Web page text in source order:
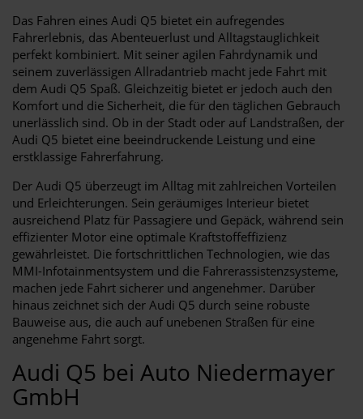
Das Fahren eines Audi Q5 bietet ein aufregendes
Fahrerlebnis, das Abenteuerlust und Alltagstauglichkeit
perfekt kombiniert. Mit seiner agilen Fahrdynamik und
seinem zuverlässigen Allradantrieb macht jede Fahrt mit
dem Audi Q5 Spaß. Gleichzeitig bietet er jedoch auch den
Komfort und die Sicherheit, die für den täglichen Gebrauch
unerlässlich sind. Ob in der Stadt oder auf Landstraßen, der
Audi Q5 bietet eine beeindruckende Leistung und eine
erstklassige Fahrerfahrung.
Der Audi Q5 überzeugt im Alltag mit zahlreichen Vorteilen
und Erleichterungen. Sein geräumiges Interieur bietet
ausreichend Platz für Passagiere und Gepäck, während sein
effizienter Motor eine optimale Kraftstoffeffizienz
gewährleistet. Die fortschrittlichen Technologien, wie das
MMI-Infotainmentsystem und die Fahrerassistenzsysteme,
machen jede Fahrt sicherer und angenehmer. Darüber
hinaus zeichnet sich der Audi Q5 durch seine robuste
Bauweise aus, die auch auf unebenen Straßen für eine
angenehme Fahrt sorgt.
Audi Q5 bei Auto Niedermayer
GmbH